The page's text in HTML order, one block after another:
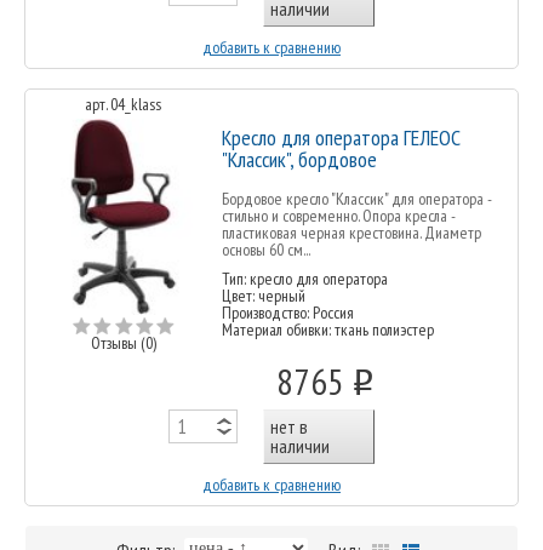
наличии
добавить к сравнению
арт. 04_klass
Отзывы (0)
Кресло для оператора ГЕЛЕОС
"Классик", бордовое
Бордовое кресло "Классик" для оператора -
стильно и современно. Опора кресла -
пластиковая черная крестовина. Диаметр
основы 60 см...
Тип: кресло для оператора
Цвет: черный
Производство: Россия
Материал обивки: ткань полиэстер
8765 o
нет в
наличии
добавить к сравнению